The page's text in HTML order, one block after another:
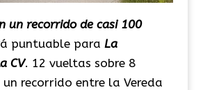
un recorrido de casi 100
puntuable para La
CV. 12 vueltas sobre 8
recorrido entre la Vereda